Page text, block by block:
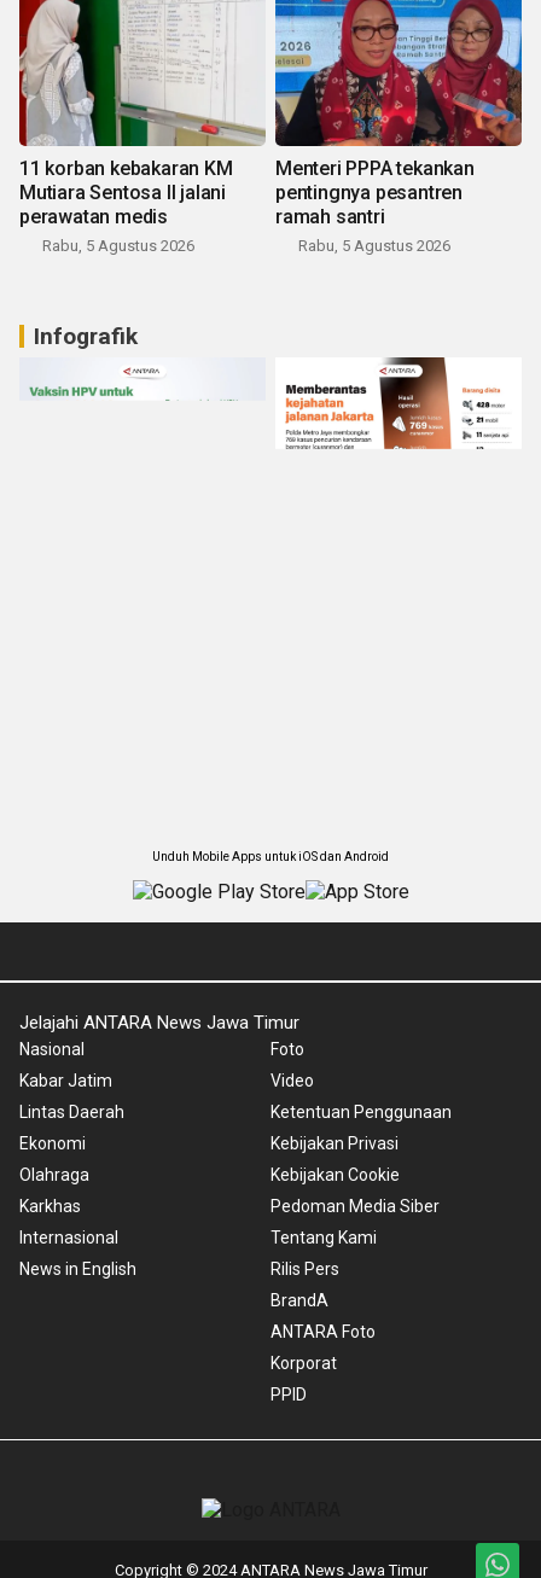
11 korban kebakaran KM
Mutiara Sentosa II jalani
perawatan medis
Rabu, 5 Agustus 2026
Menteri PPPA tekankan
pentingnya pesantren
ramah santri
Rabu, 5 Agustus 2026
Infografik
Unduh Mobile Apps untuk iOS dan Android
Jelajahi ANTARA News Jawa Timur
Nasional
Kabar Jatim
Lintas Daerah
Ekonomi
Olahraga
Karkhas
Internasional
News in English
Foto
Video
Ketentuan Penggunaan
Kebijakan Privasi
Kebijakan Cookie
Pedoman Media Siber
Tentang Kami
Rilis Pers
BrandA
ANTARA Foto
Korporat
PPID
Copyright © 2024 ANTARA News Jawa Timur